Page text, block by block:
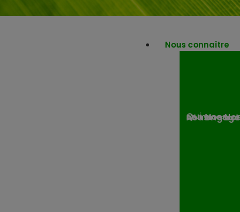
Nous connaître
Qui sommes-nous ? Nos Nos